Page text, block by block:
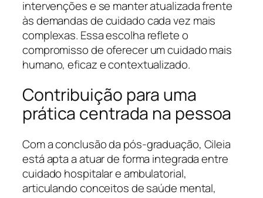
intervenções e se manter atualizada frente
às demandas de cuidado cada vez mais
complexas. Essa escolha reflete o
compromisso de oferecer um cuidado mais
humano, eficaz e contextualizado.
Contribuição para uma
prática centrada na pessoa
Com a conclusão da pós-graduação, Cileia
está apta a atuar de forma integrada entre
cuidado hospitalar e ambulatorial,
articulando conceitos de saúde mental,